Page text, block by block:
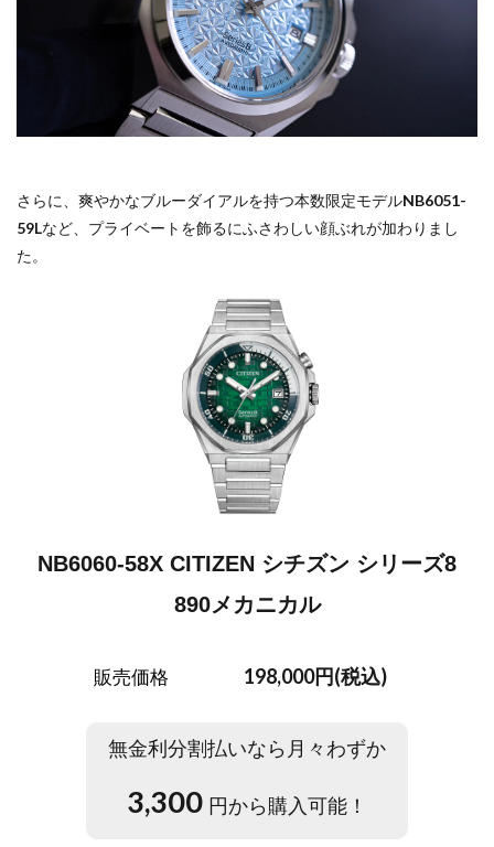
さらに、爽やかなブルーダイアルを持つ本数限定モデルNB6051-
59Lなど、プライベートを飾るにふさわしい顔ぶれが加わりまし
た。
NB6060-58X CITIZEN シチズン シリーズ8
890メカニカル
販売価格 198,000円(税込)
無金利分割払いなら月々わずか
3,300 円から購入可能！